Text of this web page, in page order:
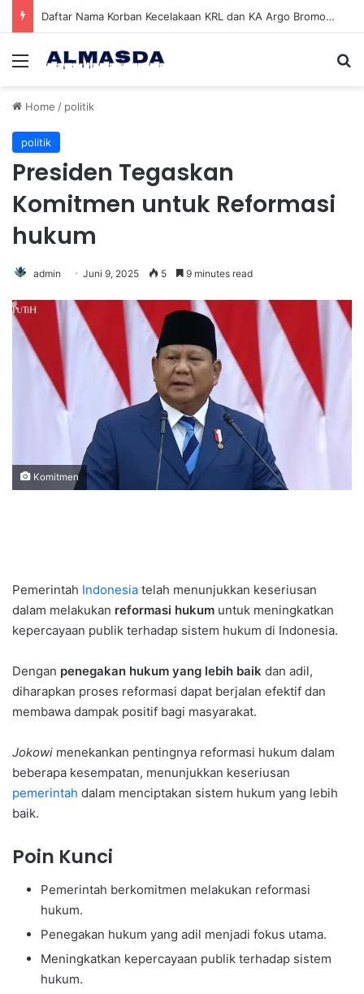
Daftar Nama Korban Kecelakaan KRL dan KA Argo Bromo di Bekasi Timur, 14 Meninggal dan 84 Terluka
Menu
Home / politik
politik
Presiden Tegaskan
Komitmen untuk Reformasi
hukum
admin Juni 9, 2025 5 9 minutes read
Komitmen
Pemerintah Indonesia telah menunjukkan keseriusan
dalam melakukan reformasi hukum untuk meningkatkan
kepercayaan publik terhadap sistem hukum di Indonesia.
Dengan penegakan hukum yang lebih baik dan adil,
diharapkan proses reformasi dapat berjalan efektif dan
membawa dampak positif bagi masyarakat.
Jokowi menekankan pentingnya reformasi hukum dalam
beberapa kesempatan, menunjukkan keseriusan
pemerintah dalam menciptakan sistem hukum yang lebih
baik.
Poin Kunci
Pemerintah berkomitmen melakukan reformasi
hukum.
Penegakan hukum yang adil menjadi fokus utama.
Meningkatkan kepercayaan publik terhadap sistem
hukum.